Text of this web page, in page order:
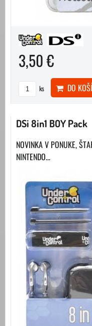
3,50 €
ks DO
DSi 8in1 BOY Pack
NOVINKA V PONUKE,
NINTENDO...